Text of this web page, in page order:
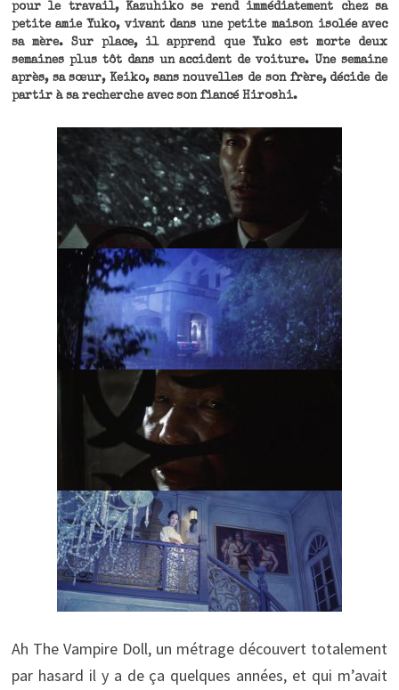
pour le travail, Kazuhiko se rend immédiatement chez sa
petite amie Yuko, vivant dans une petite maison isolée avec
sa mère. Sur place, il apprend que Yuko est morte deux
semaines plus tôt dans un accident de voiture. Une semaine
après, sa sœur, Keiko, sans nouvelles de son frère, décide de
partir à sa recherche avec son fiancé Hiroshi.
Ah The Vampire Doll, un métrage découvert totalement
par hasard il y a de ça quelques années, et qui m’avait